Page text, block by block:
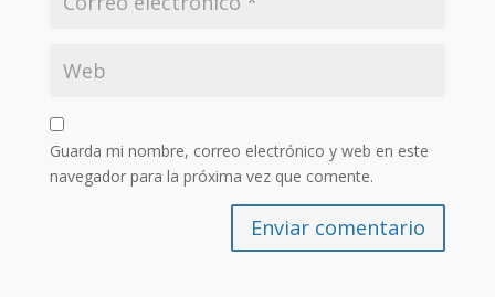
Guarda mi nombre, correo electrónico y web en este
navegador para la próxima vez que comente.
Enviar comentario